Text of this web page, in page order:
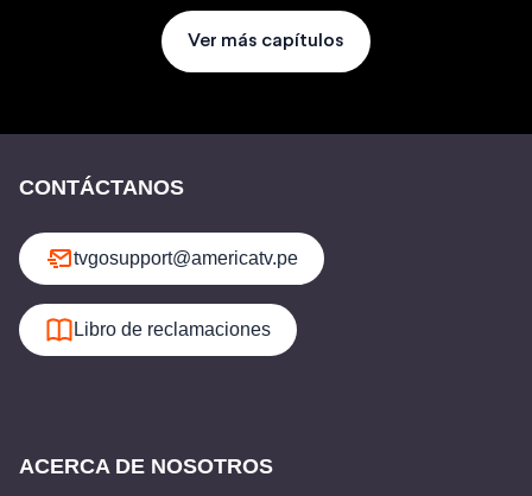
Ver más capítulos
CONTÁCTANOS
tvgosupport@americatv.pe
Libro de reclamaciones
ACERCA DE NOSOTROS